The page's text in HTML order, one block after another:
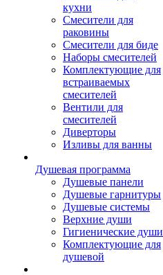
кухни
Смесители для
раковины
Смесители для биде
Наборы смесителей
Комплектующие для
встраиваемых
смесителей
Вентили для
смесителей
Диверторы
Изливы для ванны
Душевая программа
Душевые панели
Душевые гарнитуры
Душевые системы
Верхние души
Гигиенические души
Комплектующие для
душевой